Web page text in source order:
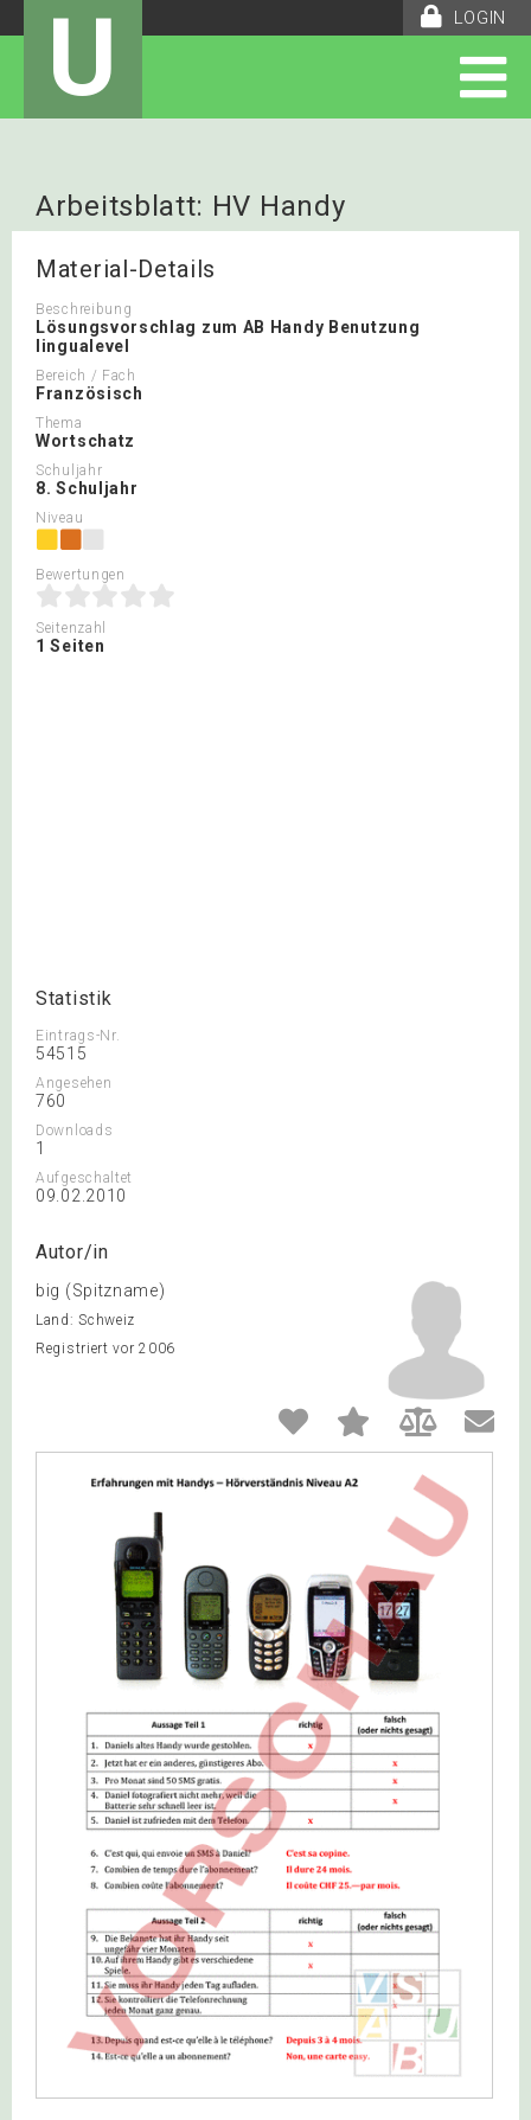
LOGIN
U
Arbeitsblatt: HV Handy
Material-Details
Beschreibung
Lösungsvorschlag zum AB Handy Benutzung
lingualevel
Bereich / Fach
Französisch
Thema
Wortschatz
Schuljahr
8. Schuljahr
Niveau
Bewertungen
Seitenzahl
1 Seiten
Statistik
Eintrags-Nr.
54515
Angesehen
760
Downloads
1
Aufgeschaltet
09.02.2010
Autor/in
big (Spitzname)
Land: Schweiz
Registriert vor 2006